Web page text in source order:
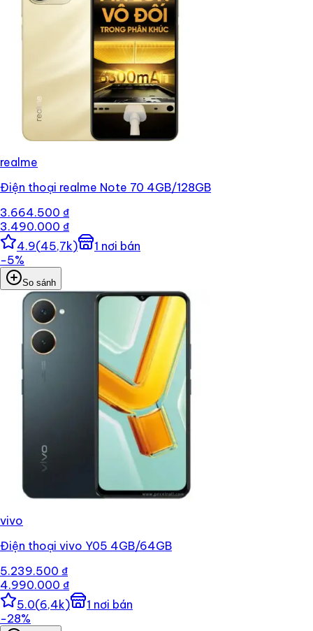
realme
Điện thoại realme Note 70 4GB/128GB
3.664.500 ₫
3.490.000 ₫
4.9(45,7k) 1 nơi bán
−5%
So sánh
vivo
Điện thoại vivo Y05 4GB/64GB
5.239.500 ₫
4.990.000 ₫
5.0(6,4k) 1 nơi bán
−28%